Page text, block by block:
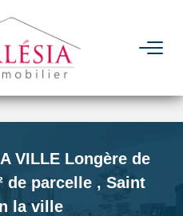
/ LOUÉS
VILLE Longère de
de parcelle , Saint
la ville